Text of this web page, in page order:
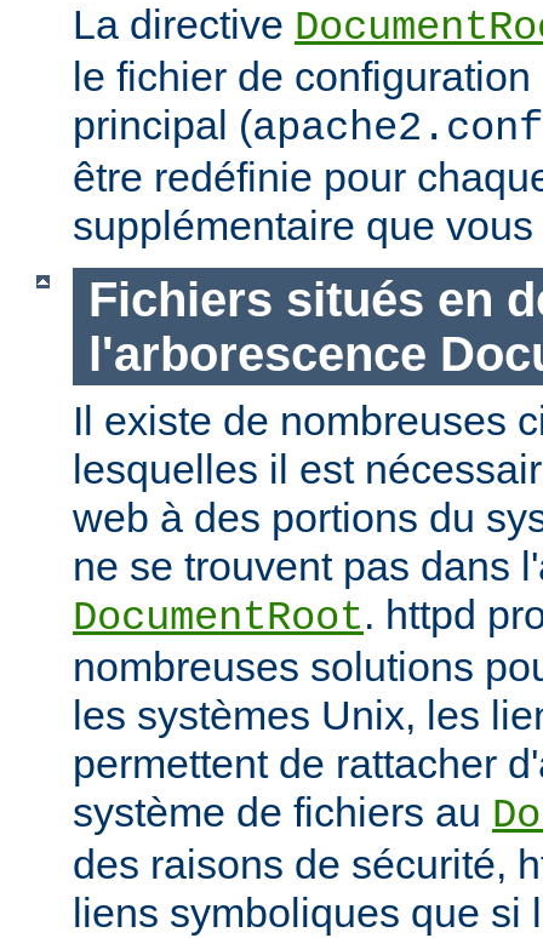
La directive
le fichier de
principal (apache2.conf
être redéfinie pour
supplémentaire que
Fichiers situés en
l'arborescence
Il existe de nombreuses
lesquelles il est
web à des portions du
ne se trouvent pas dans
DocumentRoot. httpd
nombreuses solutions
les systèmes Unix, les
permettent de rattacher
système de fichiers au
des raisons de sécurité,
liens symboliques que si